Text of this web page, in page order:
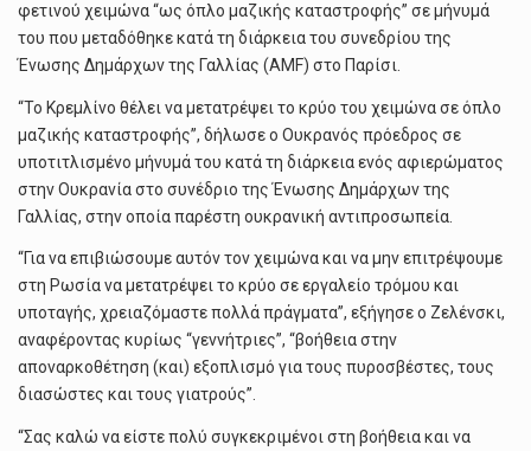
φετινού χειμώνα “ως όπλο μαζικής καταστροφής” σε μήνυμά
του που μεταδόθηκε κατά τη διάρκεια του συνεδρίου της
Ένωσης Δημάρχων της Γαλλίας (AMF) στο Παρίσι.
“Το Κρεμλίνο θέλει να μετατρέψει το κρύο του χειμώνα σε όπλο
μαζικής καταστροφής”, δήλωσε ο Ουκρανός πρόεδρος σε
υποτιτλισμένο μήνυμά του κατά τη διάρκεια ενός αφιερώματος
στην Ουκρανία στο συνέδριο της Ένωσης Δημάρχων της
Γαλλίας, στην οποία παρέστη ουκρανική αντιπροσωπεία.
“Για να επιβιώσουμε αυτόν τον χειμώνα και να μην επιτρέψουμε
στη Ρωσία να μετατρέψει το κρύο σε εργαλείο τρόμου και
υποταγής, χρειαζόμαστε πολλά πράγματα”, εξήγησε ο Ζελένσκι,
αναφέροντας κυρίως “γεννήτριες”, “βοήθεια στην
αποναρκοθέτηση (και) εξοπλισμό για τους πυροσβέστες, τους
διασώστες και τους γιατρούς”.
“Σας καλώ να είστε πολύ συγκεκριμένοι στη βοήθεια και να